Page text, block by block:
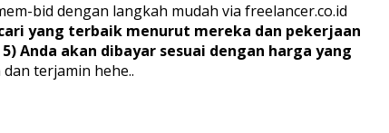
bid dengan langkah mudah via freelancer.co.id
yang terbaik menurut mereka dan pekerjaan
Anda akan dibayar sesuai dengan harga yang
terjamin hehe..